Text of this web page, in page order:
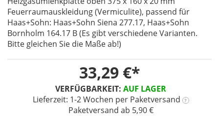
Feuerraumauskleidung (Vermiculite), passend für
Haas+Sohn: Haas+Sohn Siena 277.17, Haas+Sohn
Bornholm 164.17 B (Es gibt verschiedene Varianten.
Bitte gleichen Sie die Maße ab!)
VERFÜGBARKEIT: AUF LAGER
Lieferzeit: 1-2 Wochen per Paketversand ?
Paketversand ab 5,90 €
33,29 €
gallery
the
beginning
of
the